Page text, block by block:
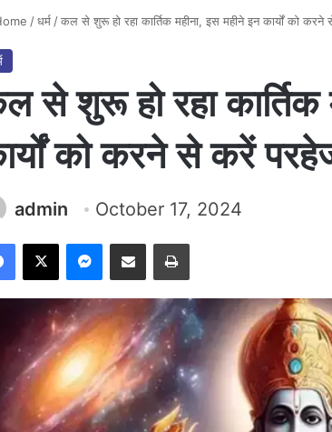
/धर्म /कल से शुरू हो रहा कार्तिक महीना, इस महीने इन कार्यों को
से शुरू हो रहा कार्तिक
को करने से करें
admin October 17, 2024
Facebook
X Messenger
Share via Email Print